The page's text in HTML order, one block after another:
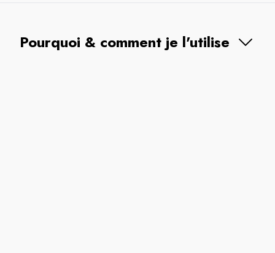
Pourquoi & comment je l'utilise